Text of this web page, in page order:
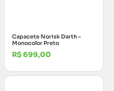
Capacete Norisk Darth –
Monocolor Preto
R$699,00